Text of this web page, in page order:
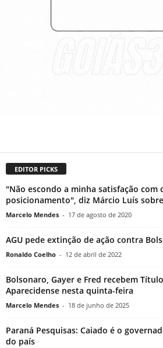
EDITOR PICKS
"Não escondo a minha satisfação com
posicionamento", diz Márcio Luís
Marcelo Mendes - 17 de agosto de 2020
AGU pede extinção de ação contra
Ronaldo Coelho - 12 de abril de 2022
Bolsonaro, Gayer e Fred recebem
Aparecidense nesta quinta-feira
Marcelo Mendes - 18 de junho de 2025
Paraná Pesquisas: Caiado é o
do país